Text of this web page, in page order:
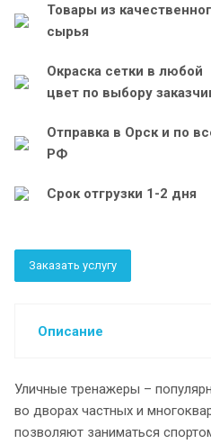
Товары из
сырья
Окраска сетки в любой
цвет по выбору
Отправка в Орск и по
РФ
Срок отгрузки 1-2 дня
Заказать услугу
Описание
Уличные тренажеры –
во дворах частных и
позволяют заниматься